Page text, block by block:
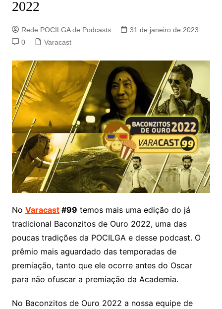
2022
Rede POCILGA de Podcasts
31 de janeiro de 2023
0
Varacast
No Varacast#99 temos mais uma edição do já
tradicional Baconzitos de Ouro 2022, uma das
poucas tradições da POCILGA e desse podcast. O
prêmio mais aguardado das temporadas de
premiação, tanto que ele ocorre antes do Oscar
para não ofuscar a premiação da Academia.
No Baconzitos de Ouro 2022 a nossa equipe de